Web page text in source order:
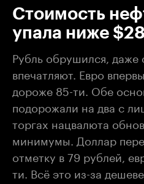
Стоимость
упала ниже $28
Рубль обрушился,
впечатляют. Евро
дороже 85-ти. Обе
подорожали на два с
торгах нацвалюта
минимумы. Доллар
отметку в 79 рублей,
ти. Всё это из-за